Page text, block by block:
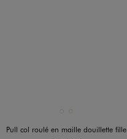
Pull col roulé en maille douillette fille